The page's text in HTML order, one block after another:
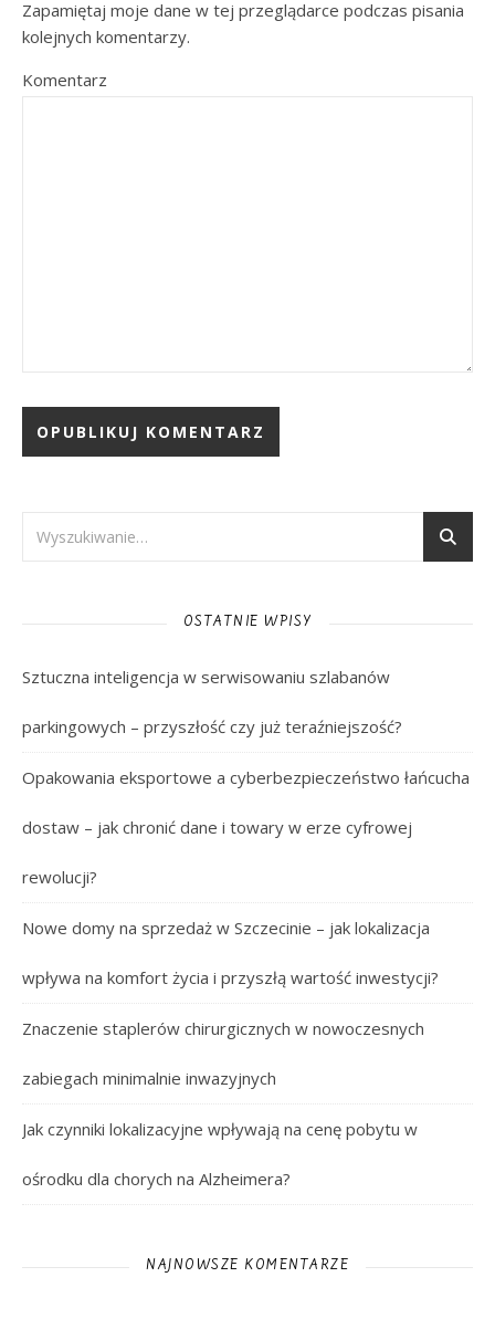
Zapamiętaj moje dane w tej przeglądarce podczas pisania
kolejnych komentarzy.
Komentarz
OSTATNIE WPISY
Sztuczna inteligencja w serwisowaniu szlabanów
parkingowych – przyszłość czy już teraźniejszość?
Opakowania eksportowe a cyberbezpieczeństwo łańcucha
dostaw – jak chronić dane i towary w erze cyfrowej
rewolucji?
Nowe domy na sprzedaż w Szczecinie – jak lokalizacja
wpływa na komfort życia i przyszłą wartość inwestycji?
Znaczenie staplerów chirurgicznych w nowoczesnych
zabiegach minimalnie inwazyjnych
Jak czynniki lokalizacyjne wpływają na cenę pobytu w
ośrodku dla chorych na Alzheimera?
NAJNOWSZE KOMENTARZE